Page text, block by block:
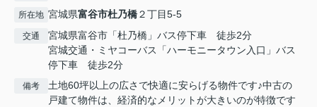
所在地 宮城県富谷市杜乃橋２丁目5-5
交通
宮城県富谷市「杜乃橋」バス停下車 徒歩2分
宮城交通・ミヤコーバス「ハーモニータウン入口」バス
停下車 徒歩2分
備考
土地60坪以上の広さで快適に安らげる物件です♪中古の
戸建て物件は、経済的なメリットが大きいのが特徴です